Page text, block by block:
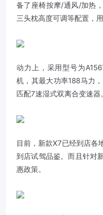
备了座椅按摩/通风/加热
三头枕高度可调等配置，
动力上，采用型号为
机，其最大功率188马力
匹配7速湿式双离合变速器。
目前，新款X7已经到店各
到店试驾品鉴。而且针对
惠政策。